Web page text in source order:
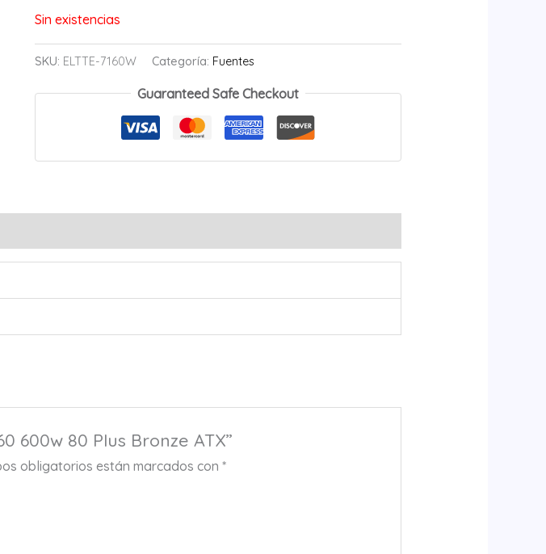
Sin existencias
SKU: ELTTE-7160W Categoría: Fuentes
Guaranteed Safe Checkout
600w 80 Plus Bronze ATX”
obligatorios están marcados con*